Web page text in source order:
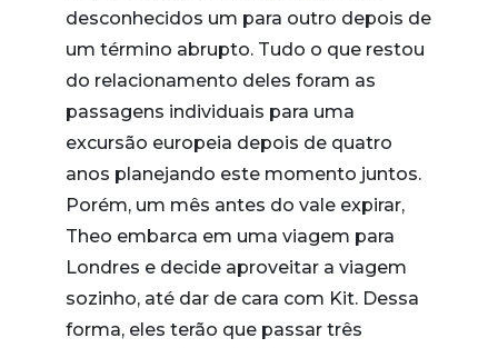
desconhecidos um para outro depois de
um término abrupto. Tudo o que restou
do relacionamento deles foram as
passagens individuais para uma
excursão europeia depois de quatro
anos planejando este momento juntos.
Porém, um mês antes do vale expirar,
Theo embarca em uma viagem para
Londres e decide aproveitar a viagem
sozinho, até dar de cara com Kit. Dessa
forma, eles terão que passar três